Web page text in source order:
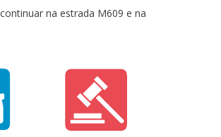
na estrada M609 e na